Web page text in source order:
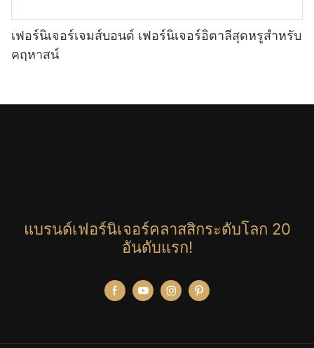
เฟอร์นิเจอร์เจมส์บอนด์ เฟอร์นิเจอร์อิตาลีสุดหรูสำหรับ
คฤหาสน์
แบรนด์เฟอร์นิเจอร์คลาสสิกระดับโลก 20
อันดับแรก!